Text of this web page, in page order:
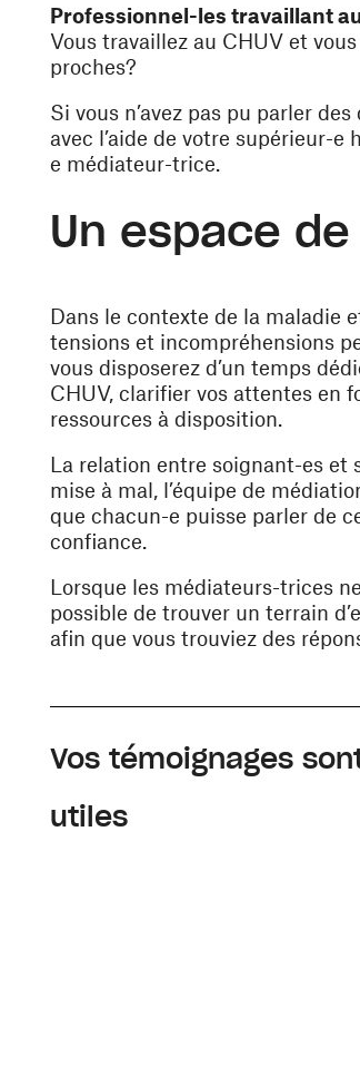
Professionnel-les travaillant
Vous travaillez au CHUV et
proches?
Si vous n’avez pas pu parler
avec l’aide de votre supérieur-
e médiateur-trice.
Un espace
Dans le contexte de la maladie
tensions et incompréhensions
vous disposerez d’un temps
CHUV, clarifier vos attentes en
ressources à disposition.
La relation entre soignant-es et
mise à mal, l’équipe de
que chacun-e puisse parler de
confiance.
Lorsque les médiateurs-trices
possible de trouver un terrain
afin que vous trouviez des
Vos témoignages
utiles